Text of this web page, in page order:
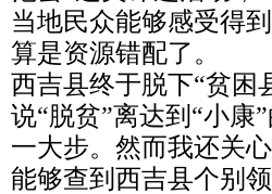
当地民众能够感受得
算是资源错配了。
西吉县终于脱下“贫困
说“脱贫”离达到“小康
一大步。然而我还关
能够查到西吉县个别